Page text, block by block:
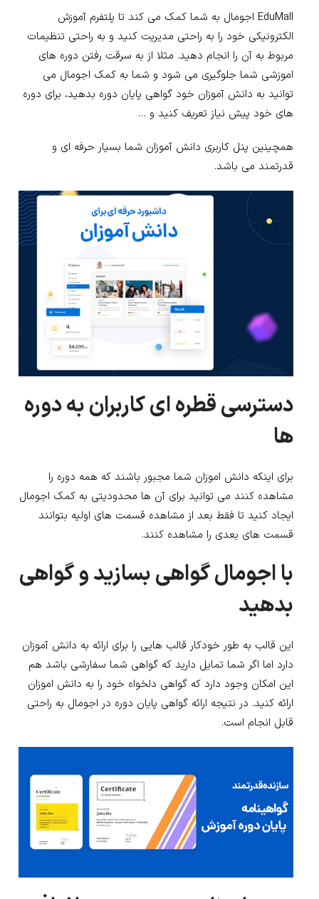
EduMall اجومال به شما کمک می کند تا پلتفرم آموزش
الکترونیکی خود را به راحتی مدیریت کنید و به راحتی تنظیمات
مربوط به آن را انجام دهید. مثلا از به سرقت رفتن دوره های
اموزشی شما جلوگیری می شود و شما به کمک اجومال می
توانید به دانش آموزان خود گواهی پایان دوره بدهید، برای دوره
های خود پیش نیاز تعریف کنید و …
همچینین پنل کاربری دانش آموزان شما بسیار حرفه ای و
قدرتمند می باشد.
دسترسی قطره ای کاربران به دوره
ها
برای اینکه دانش اموزان شما مجبور باشند که همه دوره را
مشاهده کنند می توانید برای آن ها محدودیتی به کمک اجومال
ایجاد کنید تا فقط بعد از مشاهده قسمت های اولیه بتوانند
قسمت های بعدی را مشاهده کنند.
با اجومال گواهی بسازید و گواهی
بدهید
این قالب به طور خودکار قالب هایی را برای ارائه به دانش آموزان
دارد اما اگر شما تمایل دارید که گواهی شما سفارشی باشد هم
این امکان وجود دارد که گواهی دلخواه خود را به دانش اموزان
ارائه کنید. در نتیجه ارائه گواهی پایان دوره در اجومال به راحتی
قابل انجام است.